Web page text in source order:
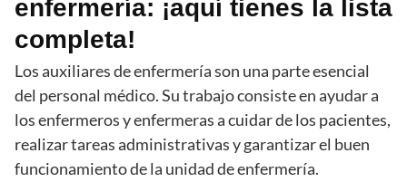
enfermería: ¡aquí tienes la lista
completa!
Los auxiliares de enfermería son una parte esencial
del personal médico. Su trabajo consiste en ayudar a
los enfermeros y enfermeras a cuidar de los pacientes,
realizar tareas administrativas y garantizar el buen
funcionamiento de la unidad de enfermería.